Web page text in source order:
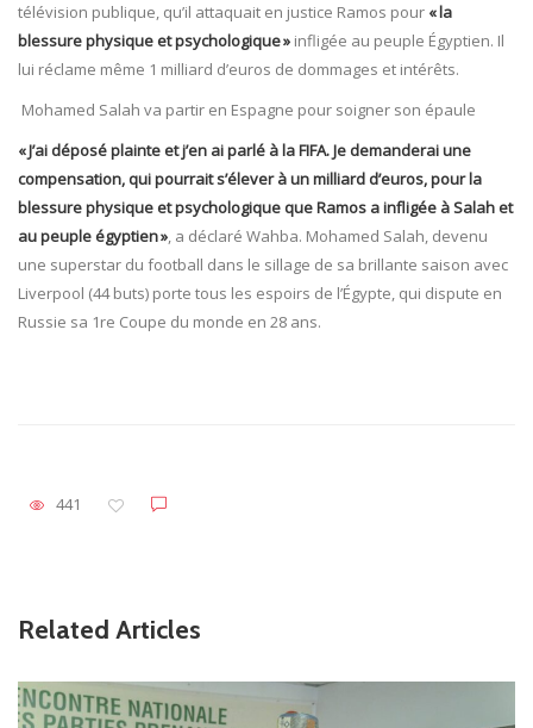
télévision publique, qu’il attaquait en justice Ramos pour « la
blessure physique et psychologique » infligée au peuple Égyptien. Il
lui réclame même 1 milliard d’euros de dommages et intérêts.
Mohamed Salah va partir en Espagne pour soigner son épaule
« J’ai déposé plainte et j’en ai parlé à la FIFA. Je demanderai une
compensation, qui pourrait s’élever à un milliard d’euros, pour la
blessure physique et psychologique que Ramos a infligée à Salah et
au peuple égyptien », a déclaré Wahba. Mohamed Salah, devenu
une superstar du football dans le sillage de sa brillante saison avec
Liverpool (44 buts) porte tous les espoirs de l’Égypte, qui dispute en
Russie sa 1re Coupe du monde en 28 ans.
441
Related Articles